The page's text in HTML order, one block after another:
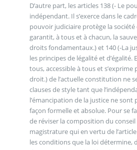
D’autre part, les articles 138 (- Le
indépendant. Il s’exerce dans le
pouvoir judiciaire protège la société
garantit, à tous et à chacun, la
droits fondamentaux.) et 140 (-La
les principes de légalité et d’égalité.
tous, accessible à tous et s’exprime
droit.) de l’actuelle constitution ne
clauses de style tant que
l’émancipation de la justice ne sont
façon formelle et absolue. Pour se
de réviser la composition du
magistrature qui en vertu de
les conditions que la loi détermine,